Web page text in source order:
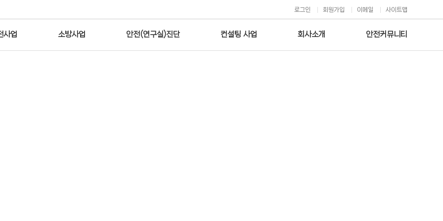
로그인 회원가입 이메일 사이트맵
안전커뮤니티
회사소개
컨설팅 사업
안전(연구실)진단
소방사업
사업